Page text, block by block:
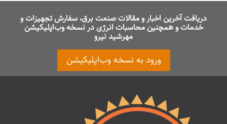
دریافت آخرین اخبار و مقالات صنعت برق، سفارش تجهیزات و
خدمات و همچنین محاسبات انرژی در نسخه وب‌اپلیکیشن
مهرشید نیرو
ورود به نسخه وب‌اپلیکیشن